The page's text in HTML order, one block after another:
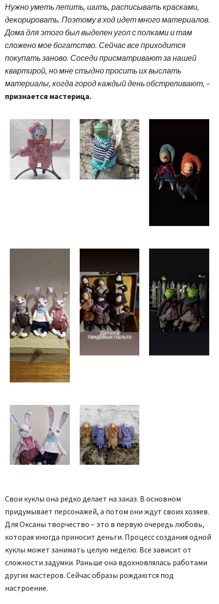
Нужно уметь лепить, шить, расписывать красками,
декорировать. Поэтому в ход идет много материалов.
Дома для этого был выделен угол с полками и там
сложено мое богатство. Сейчас все приходится
покупать заново. Соседи присматривают за нашей
квартирой, но мне стыдно просить их выслать
материалы, когда город каждый день обстреливают, –
признается мастерица.
Свои куклы она редко делает на заказ. В основном
придумывает персонажей, а потом они ждут своих хозяев.
Для Оксаны творчество – это в первую очередь любовь,
которая иногда приносит деньги. Процесс создания одной
куклы может занимать целую неделю. Все зависит от
сложности задумки. Раньше она вдохновлялась работами
других мастеров. Сейчас образы рождаются под
настроение.